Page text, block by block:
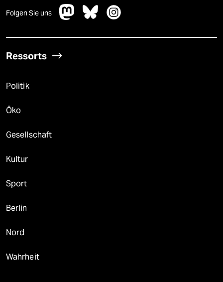
Folgen Sie uns
Ressorts
Politik
Öko
Gesellschaft
Kultur
Sport
Berlin
Nord
Wahrheit